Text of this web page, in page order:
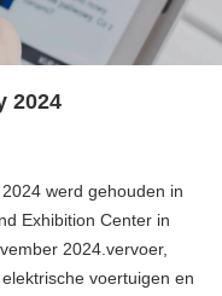
2024
werd gehouden in
Exhibition Center in
2024.vervoer,
voertuigen en